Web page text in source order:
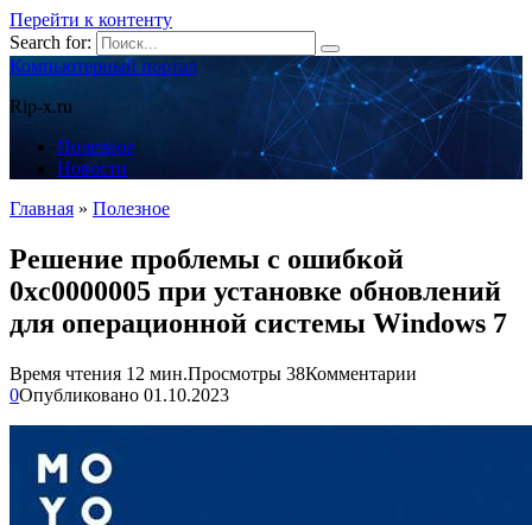
Перейти к контенту
Search for:
Компьютерный портал
Rip-x.ru
Полезное
Новости
Главная » Полезное
Решение проблемы с ошибкой
0xc0000005 при установке обновлений
для операционной системы Windows 7
Время чтения 12 мин.Просмотры 38Комментарии
0Опубликовано 01.10.2023